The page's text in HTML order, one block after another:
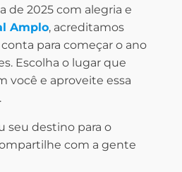
de 2025 com alegria e
Amplo, acreditamos
para começar o ano
Escolha o lugar que
você e aproveite essa
seu destino para o
com a gente